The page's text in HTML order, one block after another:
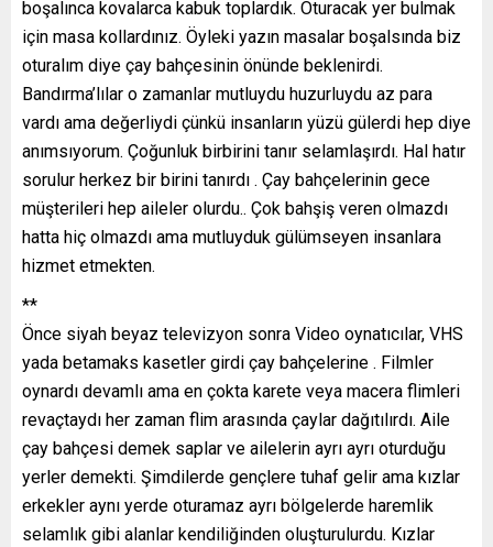
boşalınca kovalarca kabuk toplardık. Oturacak yer bulmak
için masa kollardınız. Öyleki yazın masalar boşalsında biz
oturalım diye çay bahçesinin önünde beklenirdi.
Bandırma’lılar o zamanlar mutluydu huzurluydu az para
vardı ama değerliydi çünkü insanların yüzü gülerdi hep diye
anımsıyorum. Çoğunluk birbirini tanır selamlaşırdı. Hal hatır
sorulur herkez bir birini tanırdı . Çay bahçelerinin gece
müşterileri hep aileler olurdu.. Çok bahşiş veren olmazdı
hatta hiç olmazdı ama mutluyduk gülümseyen insanlara
hizmet etmekten.
**
Önce siyah beyaz televizyon sonra Video oynatıcılar, VHS
yada betamaks kasetler girdi çay bahçelerine . Filmler
oynardı devamlı ama en çokta karete veya macera flimleri
revaçtaydı her zaman flim arasında çaylar dağıtılırdı. Aile
çay bahçesi demek saplar ve ailelerin ayrı ayrı oturduğu
yerler demekti. Şimdilerde gençlere tuhaf gelir ama kızlar
erkekler aynı yerde oturamaz ayrı bölgelerde haremlik
selamlık gibi alanlar kendiliğinden oluşturulurdu. Kızlar